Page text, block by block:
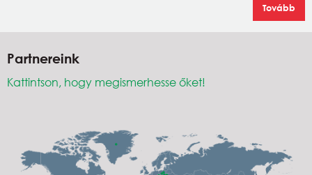
Tovább
Partnereink
Kattintson, hogy megismerhesse őket!